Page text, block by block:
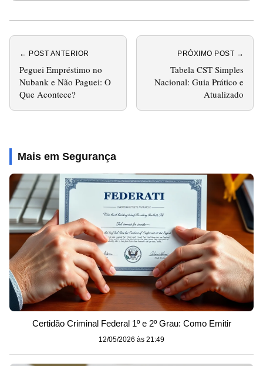
← POST ANTERIOR
Peguei Empréstimo no
Nubank e Não Paguei: O
Que Acontece?
PRÓXIMO POST →
Tabela CST Simples
Nacional: Guia Prático e
Atualizado
Mais em Segurança
Certidão Criminal Federal 1º e 2º Grau: Como Emitir
12/05/2026 às 21:49